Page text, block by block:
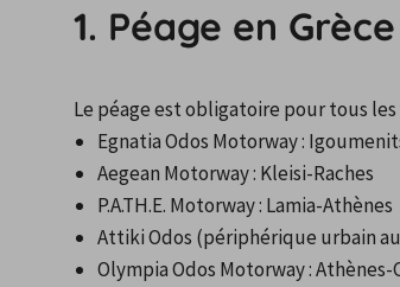
1. Péage en
Le péage est obligatoire pour tous
Egnatia Odos Motorway :
Aegean Motorway : Kleisi-Raches
P.A.TH.E. Motorway : Lamia-Athènes
Attiki Odos (périphérique urbain
Olympia Odos Motorway :